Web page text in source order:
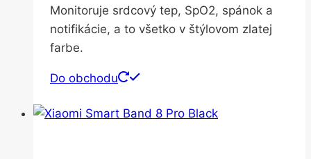
Monitoruje srdcový tep, SpO2, spánok a
notifikácie, a to všetko v štýlovom zlatej
farbe.
Do obchodu